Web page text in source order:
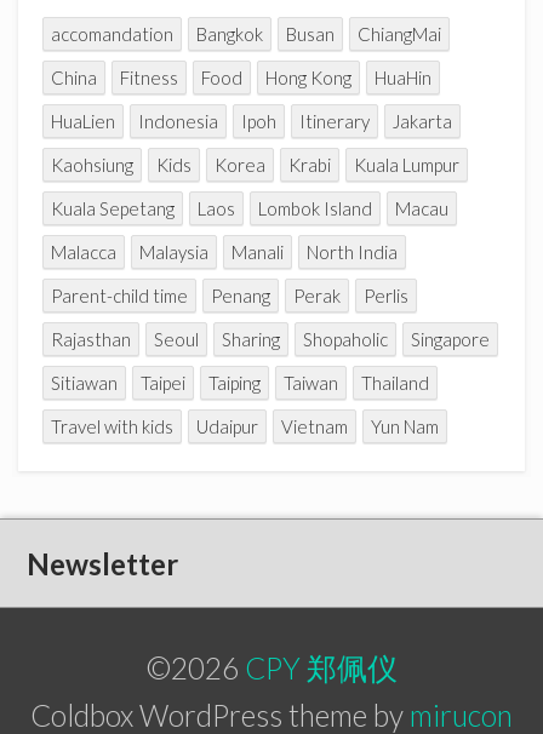
accomandation Bangkok Busan
ChiangMai
China
Fitness Food Hong Kong
HuaHin
HuaLien
Indonesia Ipoh Itinerary
Jakarta
Kaohsiung
Kids Korea Krabi
Kuala Lumpur
Kuala Sepetang
Laos Lombok Island
Macau
Malacca
Malaysia Manali
North India
Parent-child time
Penang Perak
Perlis
Rajasthan
Seoul Sharing Shopaholic
Singapore
Sitiawan
Taipei Taiping Taiwan
Thailand
Travel with kids
Udaipur Vietnam Yun Nam
Newsletter
©2026 CPY 郑佩仪
Coldbox WordPress theme by mirucon